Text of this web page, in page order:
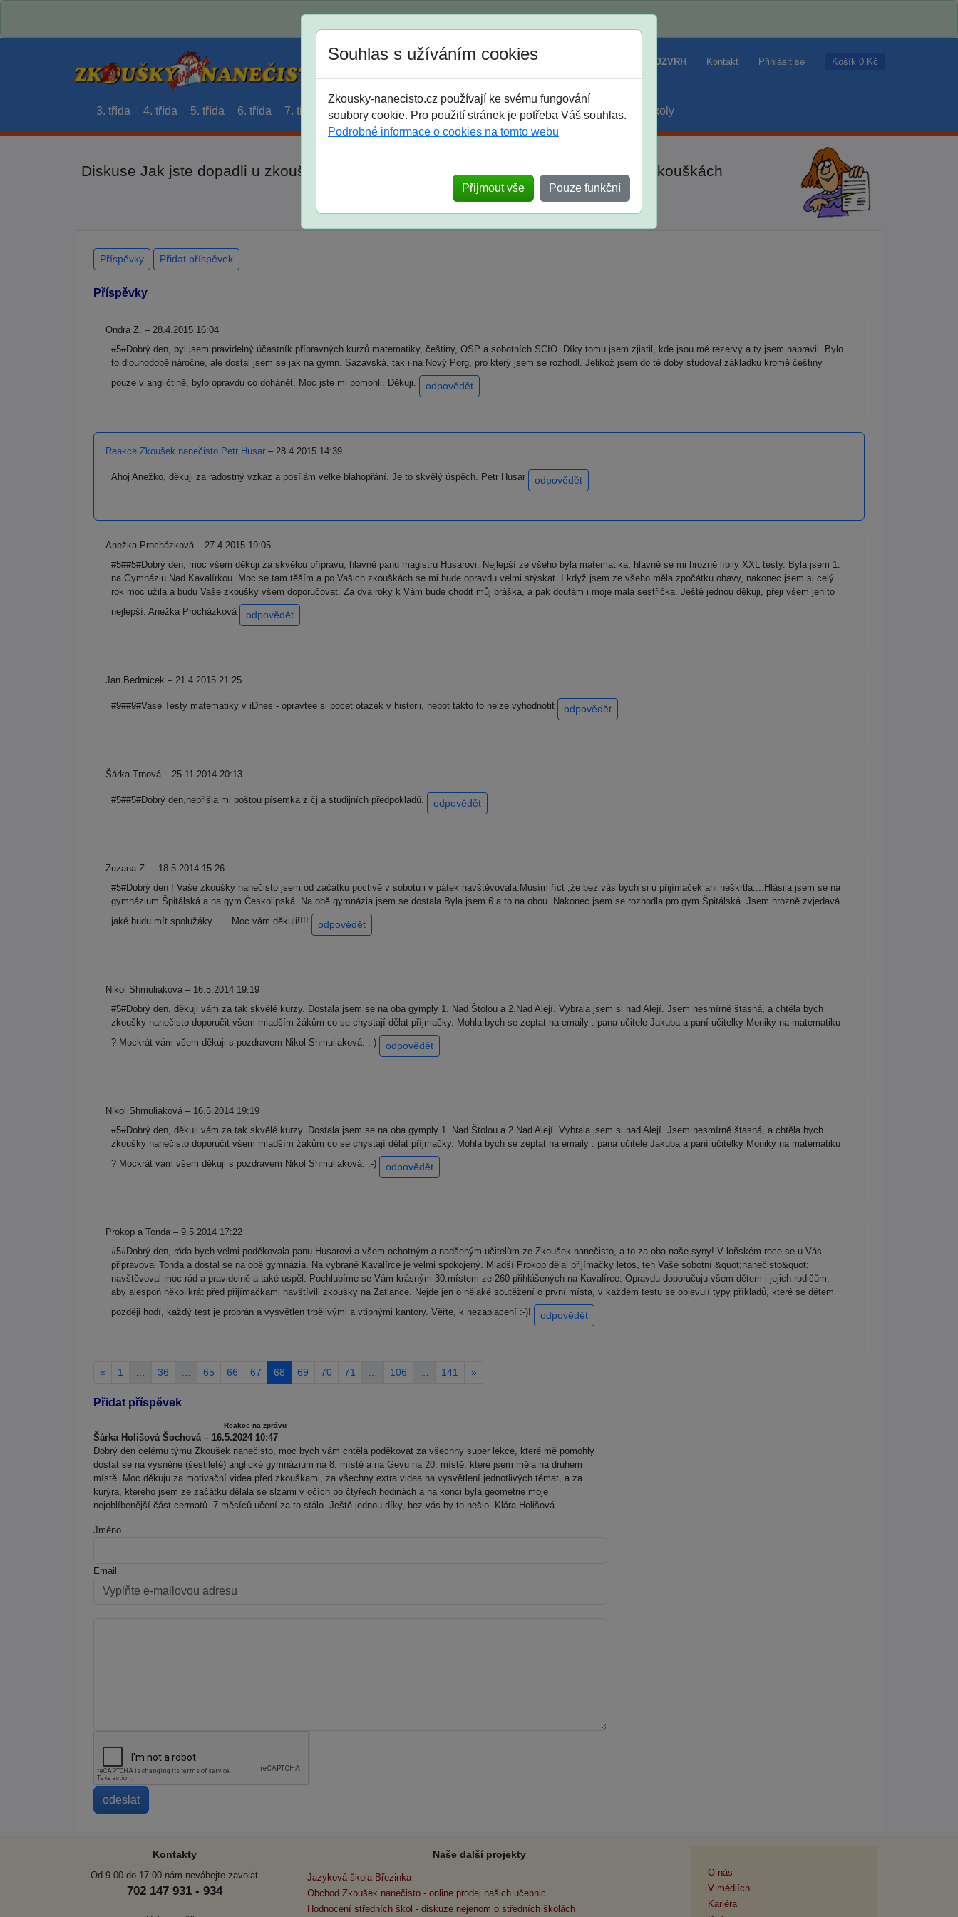
Jak si vybrat ROZVRH Kontakt Přihlásit se Košík 0 Kč
3. třída 4. třída 5. třída 6. třída 7. třída 8. třída 9. třída střední maturanti soutěže prázdniny školy
Diskuse Jak jste dopadli u zkoušek na SŠ? Vaše ohlasy po skutečných přijímacích zkouškách
Souhlas s užíváním cookies
Zkousky-nanecisto.cz používají ke svému fungování
soubory cookie. Pro použití stránek je potřeba Váš souhlas.
Podrobné informace o cookies na tomto webu
Přijmout vše Pouze funkční
Příspěvky Přidat příspěvek
Příspěvky
Ondra Z. – 28.4.2015 16:04
#5#Dobrý den, byl jsem pravidelný účastník přípravných kurzů matematiky, češtiny, OSP a sobotních SCIO. Díky tomu jsem zjistil, kde jsou mé rezervy a ty jsem napravil. Bylo
to dlouhodobě náročné, ale dostal jsem se jak na gymn. Sázavská, tak i na Nový Porg, pro který jsem se rozhodl. Jelikož jsem do té doby studoval základku kromě češtiny
pouze v angličtině, bylo opravdu co dohánět. Moc jste mi pomohli. Děkuji.
odpovědět
Reakce Zkoušek nanečisto Petr Husar – 28.4.2015 14:39
Ahoj Anežko, děkuji za radostný vzkaz a posílám velké blahopřání. Je to skvělý úspěch. Petr Husar odpovědět
Anežka Procházková – 27.4.2015 19:05
#5##5#Dobrý den, moc všem děkuji za skvělou přípravu, hlavně panu magistru Husarovi. Nejlepší ze všeho byla matematika, hlavně se mi hrozně líbily XXL testy. Byla jsem 1.
na Gymnáziu Nad Kavalírkou. Moc se tam těším a po Vašich zkouškách se mi bude opravdu velmi stýskat. I když jsem ze všeho měla zpočátku obavy, nakonec jsem si celý
rok moc užila a budu Vaše zkoušky všem doporučovat. Za dva roky k Vám bude chodit můj bráška, a pak doufám i moje malá sestřička. Ještě jednou děkuji, přeji všem jen to
nejlepší. Anežka Procházková
odpovědět
Jan Bedrnicek – 21.4.2015 21:25
#9##9#Vase Testy matematiky v iDnes - opravtee si pocet otazek v historii, nebot takto to nelze vyhodnotit odpovědět
Šárka Trnová – 25.11.2014 20:13
#5##5#Dobrý den,nepřišla mi poštou písemka z čj a studijních předpokladú. odpovědět
Zuzana Z. – 18.5.2014 15:26
#5#Dobrý den ! Vaše zkoušky nanečisto jsem od začátku poctivě v sobotu i v pátek navštěvovala.Musím říct ,že bez vás bych si u přijímaček ani neškrtla....Hlásila jsem se na
gymnázium Špitálská a na gym.Českolipská. Na obě gymnázia jsem se dostala.Byla jsem 6 a to na obou. Nakonec jsem se rozhodla pro gym.Špitálská. Jsem hrozně zvjedavá
jaké budu mít spolužáky...... Moc vám děkuji!!!!
odpovědět
Nikol Shmuliaková – 16.5.2014 19:19
#5#Dobrý den, děkuji vám za tak skvělé kurzy. Dostala jsem se na oba gymply 1. Nad Štolou a 2.Nad Alejí. Vybrala jsem si nad Alejí. Jsem nesmírně štasná, a chtěla bych
zkoušky nanečisto doporučit všem mladším žákům co se chystají dělat příjmačky. Mohla bych se zeptat na emaily : pana učitele Jakuba a paní učitelky Moniky na matematiku
? Mockrát vám všem děkuji s pozdravem Nikol Shmuliaková. :-)
odpovědět
Nikol Shmuliaková – 16.5.2014 19:19
#5#Dobrý den, děkuji vám za tak skvělé kurzy. Dostala jsem se na oba gymply 1. Nad Štolou a 2.Nad Alejí. Vybrala jsem si nad Alejí. Jsem nesmírně štasná, a chtěla bych
zkoušky nanečisto doporučit všem mladším žákům co se chystají dělat příjmačky. Mohla bych se zeptat na emaily : pana učitele Jakuba a paní učitelky Moniky na matematiku
? Mockrát vám všem děkuji s pozdravem Nikol Shmuliaková. :-)
odpovědět
Prokop a Tonda – 9.5.2014 17:22
#5#Dobrý den, ráda bych velmi poděkovala panu Husarovi a všem ochotným a nadšeným učitelům ze Zkoušek nanečisto, a to za oba naše syny! V loňském roce se u Vás
připravoval Tonda a dostal se na obě gymnázia. Na vybrané Kavalírce je velmi spokojený. Mladší Prokop dělal přijímačky letos, ten Vaše sobotní &quot;nanečisto&quot;
navštěvoval moc rád a pravidelně a také uspěl. Pochlubíme se Vám krásným 30.místem ze 260 přihlášených na Kavalírce. Opravdu doporučuju všem dětem i jejich rodičům,
aby alespoň několikrát před přijímačkami navštívili zkoušky na Zatlance. Nejde jen o nějaké soutěžení o první místa, v každém testu se objevují typy příkladů, které se dětem
později hodí, každý test je probrán a vysvětlen trpělivými a vtipnými kantory. Věřte, k nezaplacení :-)!
odpovědět
« 1 36 65 66 67 68 69 70 71 106 141 »
Přidat příspěvek
Reakce na zprávu
Šárka Holišová Šochová – 16.5.2024 10:47
Dobrý den celému týmu Zkoušek nanečisto, moc bych vám chtěla poděkovat za všechny super lekce, které mě pomohly
dostat se na vysněné (šestileté) anglické gymnázium na 8. místě a na Gevu na 20. místě, které jsem měla na druhém
místě. Moc děkuju za motivační videa před zkouškami, za všechny extra videa na vysvětlení jednotlivých témat, a za
kurýra, kterého jsem ze začátku dělala se slzami v očích po čtyřech hodinách a na konci byla geometrie moje
nejoblíbenější část cermatů. 7 měsíců učení za to stálo. Ještě jednou díky, bez vás by to nešlo. Klára Holišová
Jméno
Email
Kontakty
Od 9.00 do 17.00 nám neváhejte zavolat
702 147 931 - 934
Naše další projekty
Jazyková škola Březinka
Obchod Zkoušek nanečisto - online prodej našich učebnic
Hodnocení středních škol - diskuze nejenom o středních školách
O nás
V médiích
Kariéra